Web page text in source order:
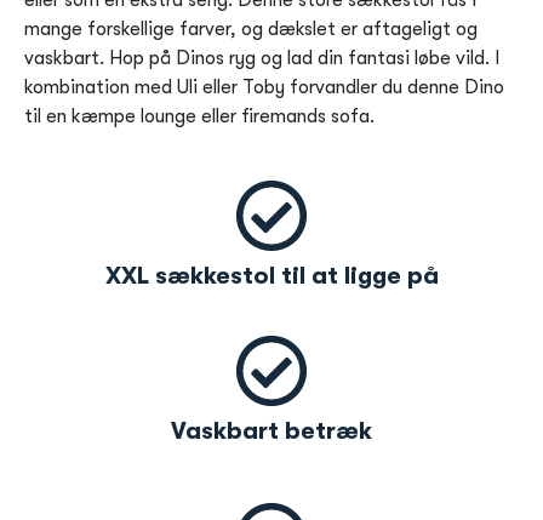
mange forskellige farver, og dækslet er aftageligt og
vaskbart. Hop på Dinos ryg og lad din fantasi løbe vild. I
kombination med Uli eller Toby forvandler du denne Dino
til en kæmpe lounge eller firemands sofa.
XXL sækkestol til at ligge på
Vaskbart betræk